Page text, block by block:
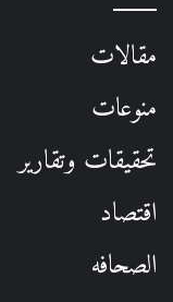
مقالات
منوعات
تحقيقات وتقارير
اقتصاد
الصحافه